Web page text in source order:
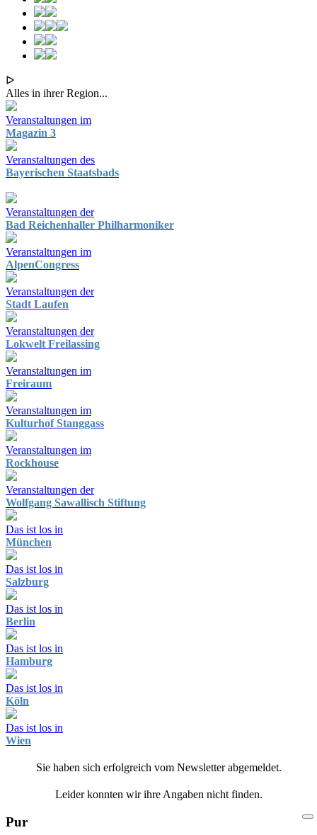
ᐅ
Alles in ihrer Region...
Veranstaltungen im
Magazin 3
Veranstaltungen des
Bayerischen Staatsbads
Veranstaltungen der
Bad Reichenhaller Philharmoniker
Veranstaltungen im
AlpenCongress
Veranstaltungen der
Stadt Laufen
Veranstaltungen der
Lokwelt Freilassing
Veranstaltungen im
Freiraum
Veranstaltungen im
Kulturhof Stanggass
Veranstaltungen im
Rockhouse
Veranstaltungen der
Wolfgang Sawallisch Stiftung
Das ist los in
München
Das ist los in
Salzburg
Das ist los in
Berlin
Das ist los in
Hamburg
Das ist los in
Köln
Das ist los in
Wien
Sie haben sich erfolgreich vom Newsletter abgemeldet.
Leider konnten wir ihre Angaben nicht finden.
Pur